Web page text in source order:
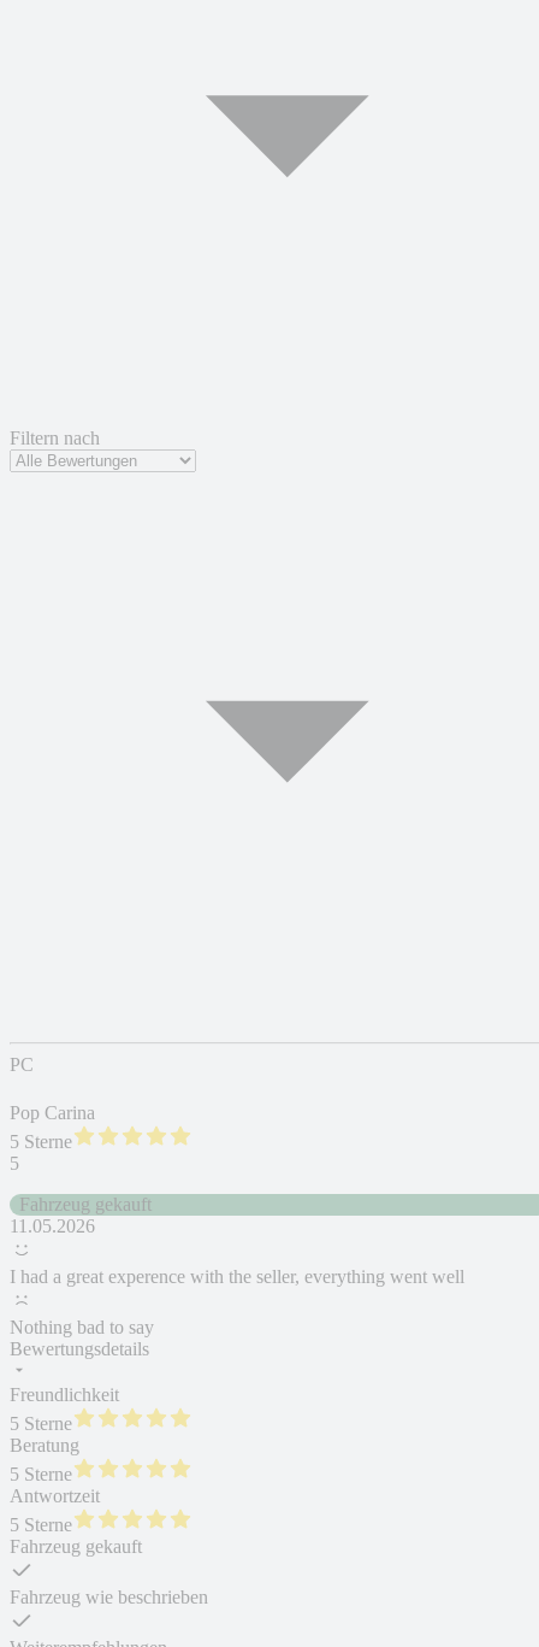
Filtern nach
PC
Pop Carina
5 Sterne
5
Fahrzeug gekauft
11.05.2026
I had a great experence with the seller, everything went well
Nothing bad to say
Bewertungsdetails
Freundlichkeit
5 Sterne
Beratung
5 Sterne
Antwortzeit
5 Sterne
Fahrzeug gekauft
Fahrzeug wie beschrieben